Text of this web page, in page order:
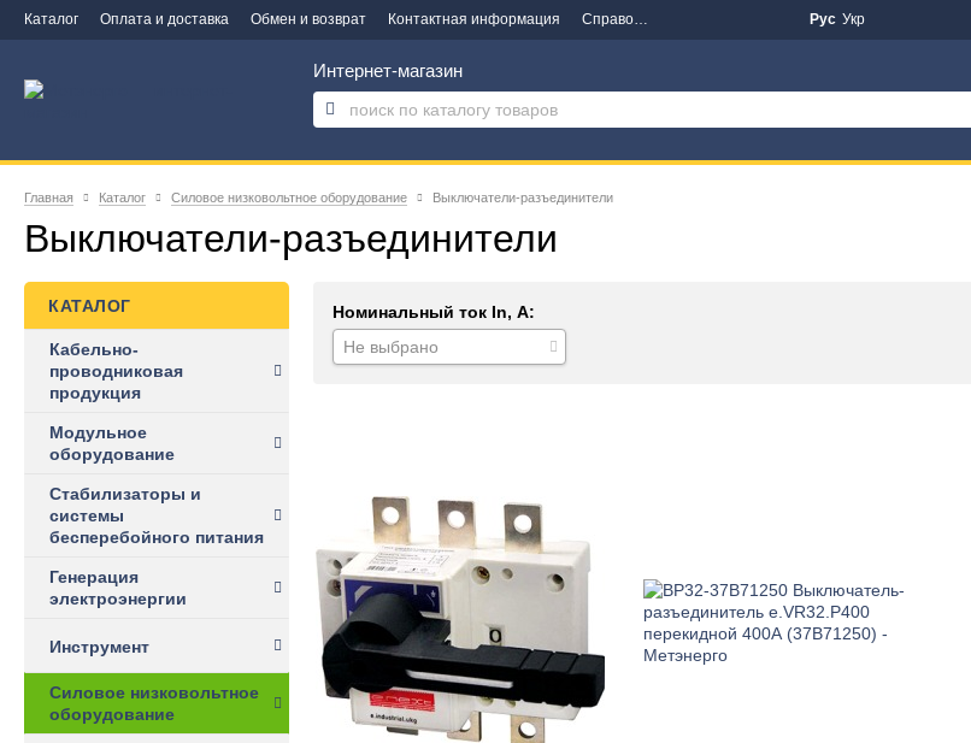
Каталог Оплата и доставка Обмен и возврат Контактная информация Справочная информация Новости
Рус Укр
Интернет-магазин
Главная Каталог Силовое низковольтное оборудование Выключатели-разъединители
Выключатели-разъединители
Номинальный ток In, А:
Не выбрано
КАТАЛОГ
Кабельно-
проводниковая
продукция
Модульное
оборудование
Стабилизаторы и
системы
бесперебойного питания
Генерация
электроэнергии
Инструмент
Силовое низковольтное
оборудование